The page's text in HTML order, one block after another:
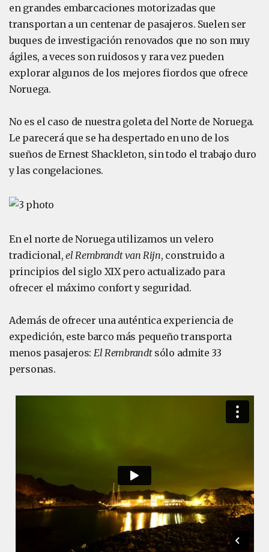
en grandes embarcaciones motorizadas que
transportan a un centenar de pasajeros. Suelen ser
buques de investigación renovados que no son muy
ágiles, a veces son ruidosos y rara vez pueden
explorar algunos de los mejores fiordos que ofrece
Noruega.
No es el caso de nuestra goleta del Norte de Noruega.
Le parecerá que se ha despertado en uno de los
sueños de Ernest Shackleton, sin todo el trabajo duro
y las congelaciones.
En el norte de Noruega utilizamos un velero
tradicional,el Rembrandt van Rijn, construido a
principios del siglo XIX pero actualizado para
ofrecer el máximo confort y seguridad.
Además de ofrecer una auténtica experiencia de
expedición, este barco más pequeño transporta
menos pasajeros: El Rembrandtsólo admite 33
personas.